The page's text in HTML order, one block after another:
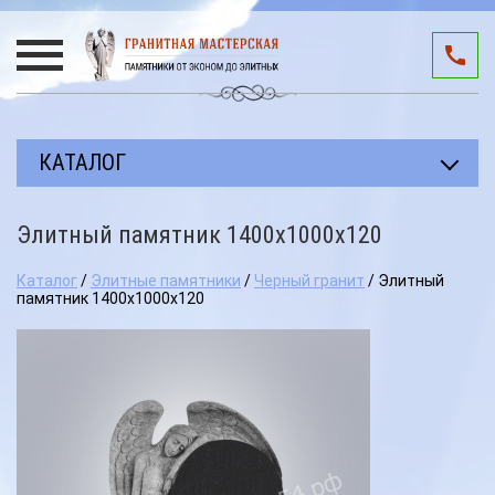
КАТАЛОГ
Благоустройство мест захоронения
3D подиумы
Эксклюзивные памятники
Элитный памятник 1400х1000х120
Каталог/ Элитные памятники / Черный гранит / Элитный
памятник 1400х1000х120